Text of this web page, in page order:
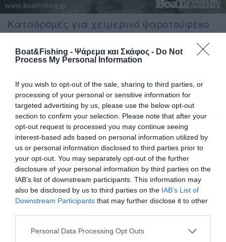
Boat&Fishing - Ψάρεμα και Σκάφος - Do Not
Process My Personal Information
If you wish to opt-out of the sale, sharing to third parties, or
processing of your personal or sensitive information for
targeted advertising by us, please use the below opt-out
section to confirm your selection. Please note that after your
opt-out request is processed you may continue seeing
interest-based ads based on personal information utilized by
us or personal information disclosed to third parties prior to
your opt-out. You may separately opt-out of the further
disclosure of your personal information by third parties on the
IAB’s list of downstream participants. This information may
also be disclosed by us to third parties on the IAB’s List of
Downstream Participants that may further disclose it to other
Personal Data Processing Opt Outs
Καταδροµές για χειμερινό ψαροτούφεκο
σταδιακά ακολουθεί αυτή της θάλασσας. Η διάρκεια της
ηµέρας είναι εξαιρετικά µικρή. Οι καιρικές συνθήκες συχνά
παραµένει δυνατή, όσο παράξενο και αν φαντάζει αυτό σε
όσους δεν είναι εξοικειωµένοι µε το υποβρύχιο ψάρεµα.
Άλλωστε έχει πάντα τον τρόπο της, να επιβραβεύει όσους […]